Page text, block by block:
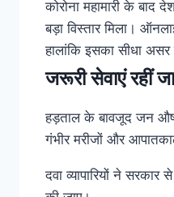
कोरोना महामारी के
बड़ा विस्तार मिला।
हालांकि इसका सीधा असर
जरूरी सेवाएं रहीं
हड़ताल के बावजूद जन
गंभीर मरीजों और
दवा व्यापारियों ने